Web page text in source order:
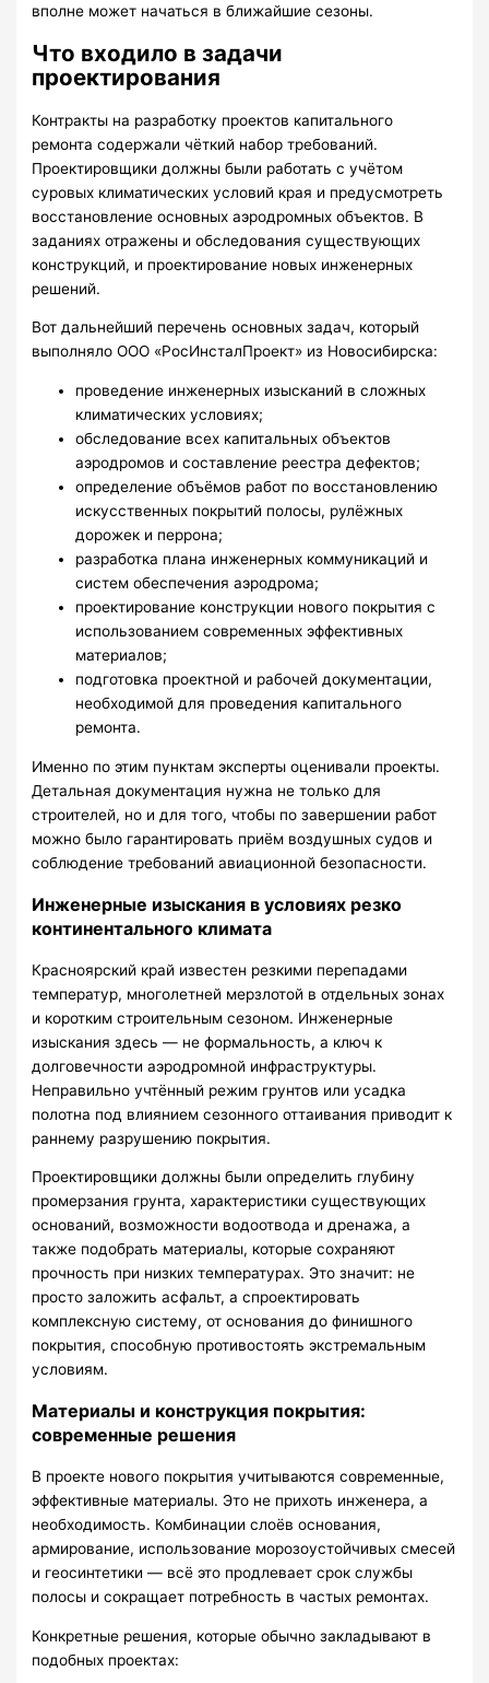
вполне может начаться в ближайшие сезоны.
Что входило в задачи
проектирования
Контракты на разработку проектов капитального
ремонта содержали чёткий набор требований.
Проектировщики должны были работать с учётом
суровых климатических условий края и предусмотреть
восстановление основных аэродромных объектов. В
заданиях отражены и обследования существующих
конструкций, и проектирование новых инженерных
решений.
Вот дальнейший перечень основных задач, который
выполняло ООО «РосИнсталПроект» из Новосибирска:
проведение инженерных изысканий в сложных
климатических условиях;
обследование всех капитальных объектов
аэродромов и составление реестра дефектов;
определение объёмов работ по восстановлению
искусственных покрытий полосы, рулёжных
дорожек и перрона;
разработка плана инженерных коммуникаций и
систем обеспечения аэродрома;
проектирование конструкции нового покрытия с
использованием современных эффективных
материалов;
подготовка проектной и рабочей документации,
необходимой для проведения капитального
ремонта.
Именно по этим пунктам эксперты оценивали проекты.
Детальная документация нужна не только для
строителей, но и для того, чтобы по завершении работ
можно было гарантировать приём воздушных судов и
соблюдение требований авиационной безопасности.
Инженерные изыскания в условиях резко
континентального климата
Красноярский край известен резкими перепадами
температур, многолетней мерзлотой в отдельных зонах
и коротким строительным сезоном. Инженерные
изыскания здесь — не формальность, а ключ к
долговечности аэродромной инфраструктуры.
Неправильно учтённый режим грунтов или усадка
полотна под влиянием сезонного оттаивания приводит к
раннему разрушению покрытия.
Проектировщики должны были определить глубину
промерзания грунта, характеристики существующих
оснований, возможности водоотвода и дренажа, а
также подобрать материалы, которые сохраняют
прочность при низких температурах. Это значит: не
просто заложить асфальт, а спроектировать
комплексную систему, от основания до финишного
покрытия, способную противостоять экстремальным
условиям.
Материалы и конструкция покрытия:
современные решения
В проекте нового покрытия учитываются современные,
эффективные материалы. Это не прихоть инженера, а
необходимость. Комбинации слоёв основания,
армирование, использование морозоустойчивых смесей
и геосинтетики — всё это продлевает срок службы
полосы и сокращает потребность в частых ремонтах.
Конкретные решения, которые обычно закладывают в
подобных проектах: